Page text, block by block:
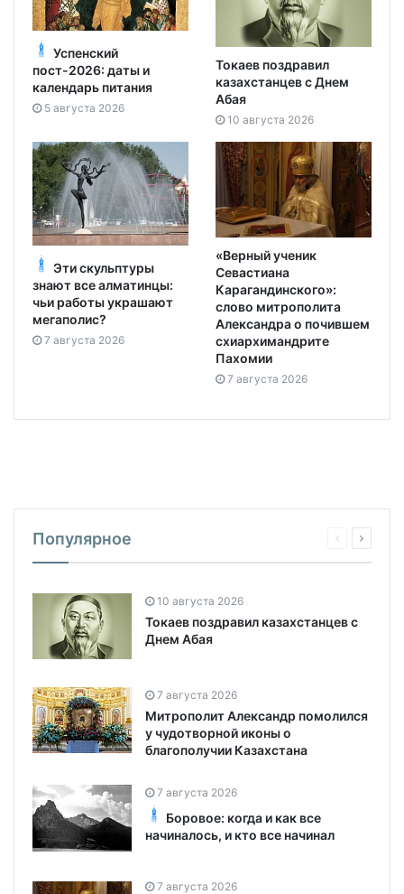
Успенский
пост-2026: даты и
календарь питания
5 августа 2026
Токаев поздравил
казахстанцев с Днем
Абая
10 августа 2026
Эти скульптуры
знают все алматинцы:
чьи работы украшают
мегаполис?
7 августа 2026
«Верный ученик
Севастиана
Карагандинского»:
слово митрополита
Александра о почившем
схиархимандрите
Пахомии
7 августа 2026
Популярное
10 августа 2026
Токаев поздравил казахстанцев с
Днем Абая
7 августа 2026
Митрополит Александр помолился
у чудотворной иконы о
благополучии Казахстана
7 августа 2026
Боровое: когда и как все
начиналось, и кто все начинал
7 августа 2026